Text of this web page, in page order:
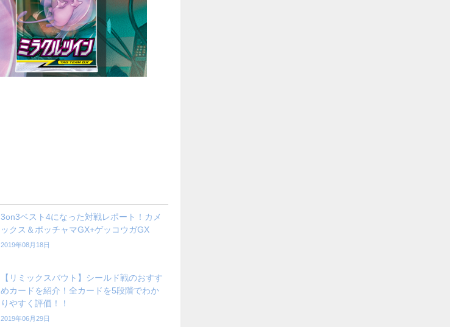
3on3ベスト4になった対戦レポート！カメ
ックス＆ポッチャマGX+ゲッコウガGX
2019年08月18日
【リミックスバウト】シールド戦のおすす
めカードを紹介！全カードを5段階でわか
りやすく評価！！
2019年06月29日